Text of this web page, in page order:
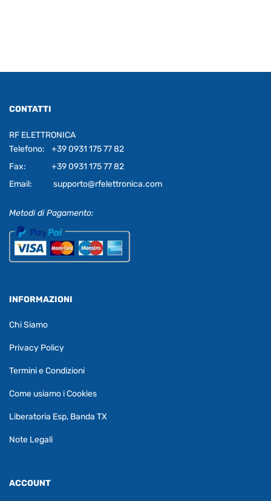
CONTATTI
RF ELETTRONICA
Telefono:
+39 0931 175 77 82
Fax:
+39 0931 175 77 82
Email:
supporto@rfelettronica.com
Metodi di Pagamento:
INFORMAZIONI
Chi Siamo
Privacy Policy
Termini e Condizioni
Come usiamo i Cookies
Liberatoria Esp, Banda TX
Note Legali
ACCOUNT